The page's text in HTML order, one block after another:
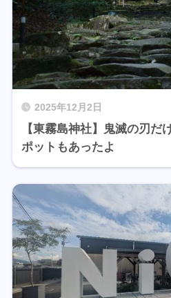
2025年12月2日
【東霧島神社】鬼滅の刃だ
ポットもあったよ